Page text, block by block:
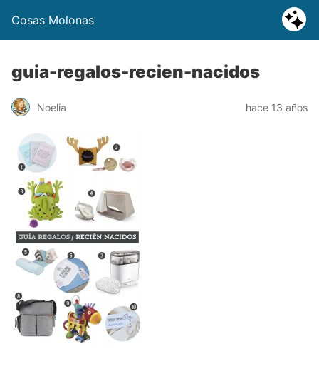
Cosas Molonas
guia-regalos-recien-nacidos
Noelia hace 13 años